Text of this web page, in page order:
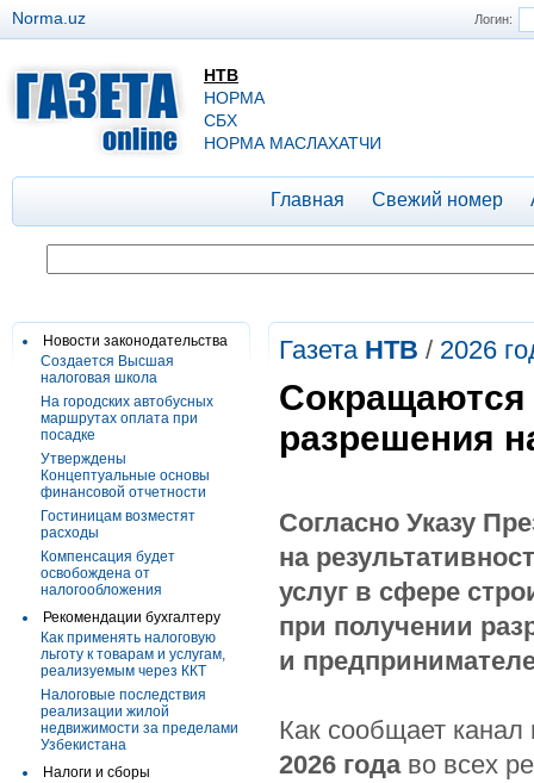
Логин:
Norma.uz
НТВ
НОРМА
СБХ
НОРМА МАСЛАХАТЧИ
Главная Свежий номер
Новости законодательства
Создается Высшая
налоговая школа
На городских автобусных
маршрутах оплата при
посадке
Утверждены
Концептуальные основы
финансовой отчетности
Гостиницам возместят
расходы
Компенсация будет
освобождена от
налогообложения
Рекомендации бухгалтеру
Как применять налоговую
льготу к товарам и услугам,
реализуемым через ККТ
Налоговые последствия
реализации жилой
недвижимости за пределами
Узбекистана
Налоги и сборы
Газета НТВ / 2026
Сокращаются
разрешения
Согласно Указу
на
услуг в сфере
при получении
и
Как сообщает
2026 годаво всех